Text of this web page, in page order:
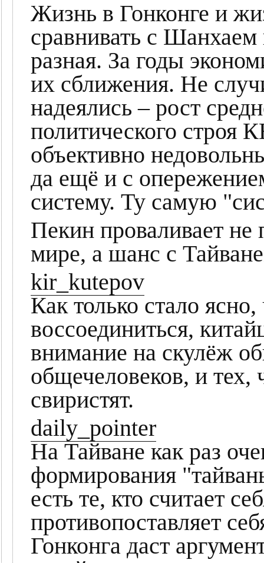
Жизнь в Гонконге и
сравнивать с
разная. За годы
их сближения. Не
надеялись – рост
политического строя
объективно
да ещё и с
систему. Ту самую
Пекин проваливает не
мире, а шанс с
kir_kutepov
Как только стало
воссоединиться,
внимание на скулёж
общечеловеков, и тех,
свиристят.
daily_pointer
На Тайване как раз
формирования
есть те, кто считает
противопоставляет
Гонконга даст